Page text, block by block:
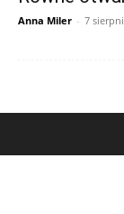
Anna Miler - 7